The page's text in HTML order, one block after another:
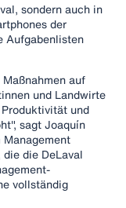
sondern auch in
der
Aufgabenlisten
auf
und Landwirte
und
sagt Joaquín
Management
die DeLaval
vollständig